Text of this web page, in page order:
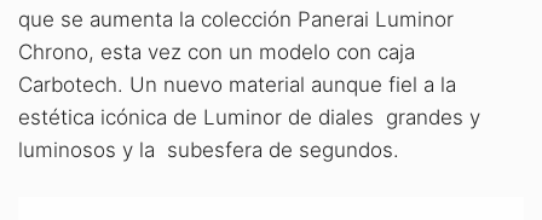
que se aumenta la colección Panerai Luminor
Chrono, esta vez con un modelo con caja
Carbotech. Un nuevo material aunque fiel a la
estética icónica de Luminor de diales grandes y
luminosos y la subesfera de segundos.